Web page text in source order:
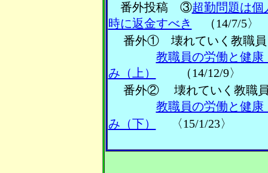
番外投稿 ③超勤問題は個
時に返金すべき
（14/7/5
番外① 壊れていく教職員
教職員の労働と健
み（上）
（14/12/9〉
番外②
壊れていく教職
教職員の労働と健
み（下）
〈15/1/23〉